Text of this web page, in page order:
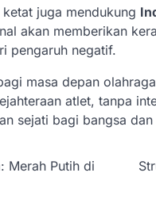
juga mendukung
akan memberikan
pengaruh negatif.
masa depan
atlet, tanpa
sejati bagi bangsa dan
Merah Putih di